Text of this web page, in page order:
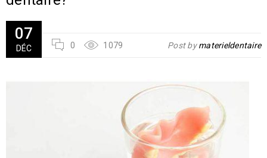
07
DÉC 0 1079 Post bymaterieldentaire